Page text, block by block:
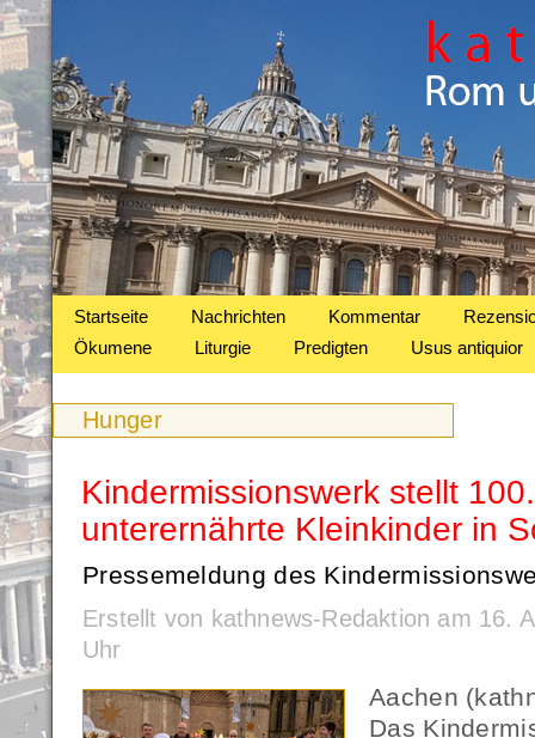
Startseite Nachrichten Kommentar
Ökumene
Liturgie Predigten Usus antiquior
Hunger
Kindermissionswerk stellt
unterernährte Kleinkinder in
Pressemeldung des
Erstellt von kathnews-Redaktion am 16.
Uhr
Aachen
Das